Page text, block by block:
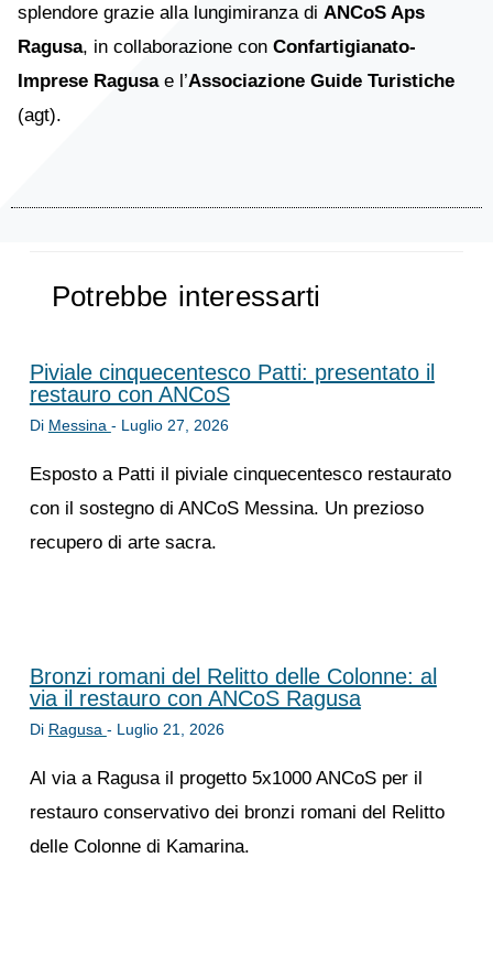
splendore grazie alla lungimiranza di ANCoS Aps
Ragusa, in collaborazione con Confartigianato-
Imprese Ragusae l’Associazione Guide Turistiche
(agt).
Potrebbe interessarti
Piviale cinquecentesco Patti: presentato il
restauro con ANCoS
Di Messina - Luglio 27, 2026
Esposto a Patti il piviale cinquecentesco restaurato
con il sostegno di ANCoS Messina. Un prezioso
recupero di arte sacra.
Bronzi romani del Relitto delle Colonne: al
via il restauro con ANCoS Ragusa
Di Ragusa - Luglio 21, 2026
Al via a Ragusa il progetto 5x1000 ANCoS per il
restauro conservativo dei bronzi romani del Relitto
delle Colonne di Kamarina.